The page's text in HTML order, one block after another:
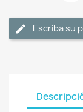
Escriba su